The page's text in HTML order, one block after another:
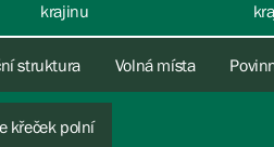
krajinu
struktura Volná místa
křeček polní